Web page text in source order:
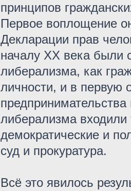
принципов
Первое воплощение
Декларации прав
началу ХХ века были
либерализма, как
личности, и в первую
либерализма входили
демократические и
суд и прокуратура.
Всё это явилось